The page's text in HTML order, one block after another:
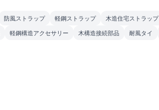
防風ストラップ 軽鋼ストラップ 木造住宅ストラップ
軽鋼構造アクセサリー 木構造接続部品 耐風タイ